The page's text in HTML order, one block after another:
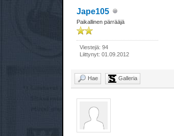
Jape105
Paikallinen pärrääjä
Viestejä: 94
Liittynyt: 01.09.2012
Hae Galleria